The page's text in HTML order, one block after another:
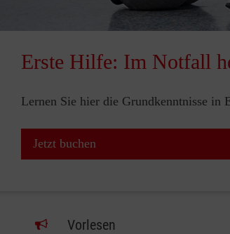
Erste Hilfe: Im Notfall
Lernen Sie hier die Grundkenntnisse in
Jetzt buchen
Vorlesen